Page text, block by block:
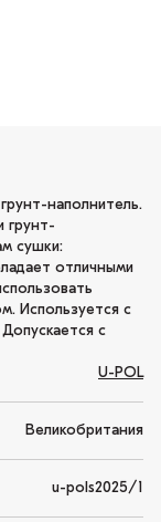
наполнитель.
грунт-
сушки:
отличными
Используется с
с
U-POL
Великобритания
u-pols2025/1